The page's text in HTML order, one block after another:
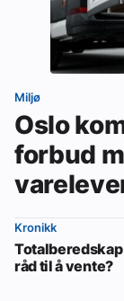
Miljø
Oslo
forbud
Kronikk
Totalberedskap
råd til å vente?